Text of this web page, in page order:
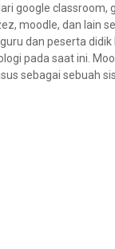
google classroom,
moodle, dan lain
dan peserta
pada saat ini.
sebagai sebuah